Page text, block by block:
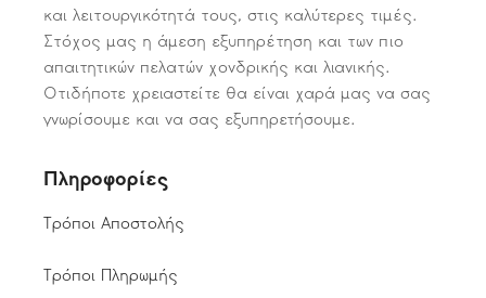
και λειτουργικότητά τους, στις καλύτερες τιμές.
Στόχος μας η άμεση εξυπηρέτηση και των πιο
απαιτητικών πελατών χονδρικής και λιανικής.
Οτιδήποτε χρειαστείτε θα είναι χαρά μας να σας
γνωρίσουμε και να σας εξυπηρετήσουμε.
Πληροφορίες
Τρόποι Αποστολής
Τρόποι Πληρωμής